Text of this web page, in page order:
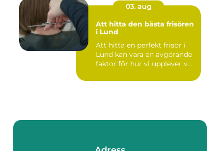
03. aug
Att hitta den bästa frisören
i Lund
Att hitta en perfekt frisör i
Lund kan vara en avgörande
faktor för hur vi upplever v...